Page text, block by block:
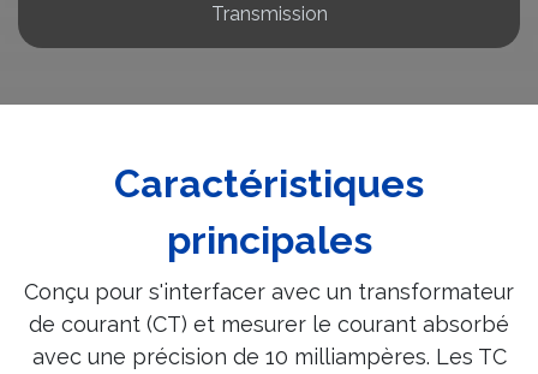
Transmission
Caractéristiques
principales
Conçu pour s'interfacer avec un transformateur
de courant (CT) et mesurer le courant absorbé
avec une précision de 10 milliampères. Les TC